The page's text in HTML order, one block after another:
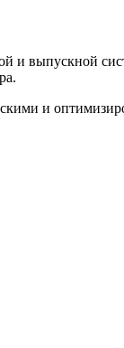
выпускной
и